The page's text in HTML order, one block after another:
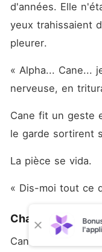
d'années. Elle
yeux trahissaient
pleurer.
« Alpha... Cane...
nerveuse, en
Cane fit un geste
le garde sortirent
La pièce se vida.
« Dis-moi tout ce
Chapitre 3 .
Cane alla droit au